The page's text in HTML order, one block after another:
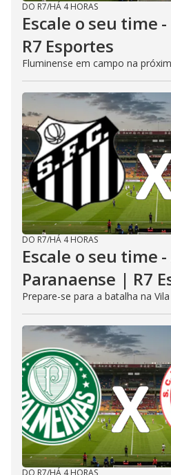
DO R7/HÁ 4 HORAS
Escale o seu time
R7 Esportes
Fluminense em campo na
DO R7/HÁ 4 HORAS
Escale o seu time
Paranaense | R7
Prepare-se para a batalha na
DO R7/HÁ 4 HORAS